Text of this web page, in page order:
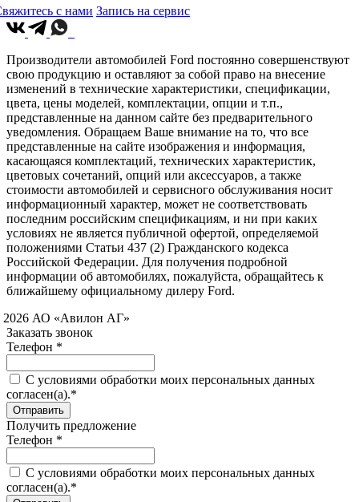
с нами Запись на сервис
Производители автомобилей Ford постоянно совершенствуют
свою продукцию и оставляют за собой право на внесение
изменений в технические характеристики, спецификации,
цвета, цены моделей, комплектации, опции и т.п.,
представленные на данном сайте без предварительного
уведомления. Обращаем Ваше внимание на то, что все
представленные на сайте изображения и информация,
касающаяся комплектаций, технических характеристик,
цветовых сочетаний, опций или аксессуаров, а также
стоимости автомобилей и сервисного обслуживания носит
информационный характер, может не соответствовать
последним российским спецификациям, и ни при каких
условиях не является публичной офертой, определяемой
положениями Статьи 437 (2) Гражданского кодекса
Российской Федерации. Для получения подробной
информации об автомобилях, пожалуйста, обращайтесь к
ближайшему официальному дилеру Ford.
АО «Авилон АГ»
Заказать звонок
Телефон *
C условиями обработки моих персональных данных
согласен(а).*
Получить предложение
Телефон *
C условиями обработки моих персональных данных
согласен(а).*